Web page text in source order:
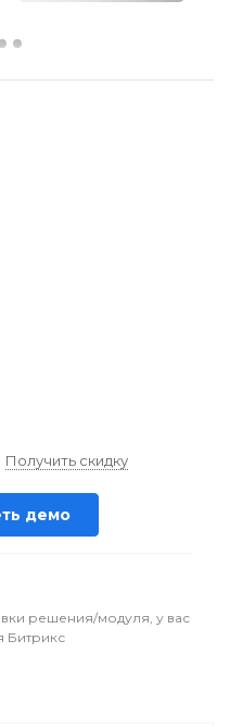
Получить скидку
демо
решения/модуля, у вас
Битрикс